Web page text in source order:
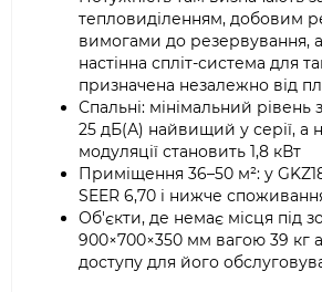
тепловиділенням, добовим
вимогами до резервування,
настінна спліт-система для
призначена незалежно від
Спальні: мінімальний рівень
25 дБ(А) найвищий у серії, а
модуляції становить 1,8 кВт
Приміщення 36–50 м²: у
SEER 6,70 і нижче
Об'єкти, де немає місця під
900×700×350 мм вагою 39 кг
доступу для його